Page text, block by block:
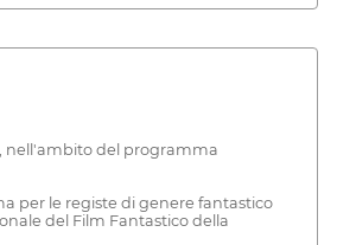
nell'ambito del programma
per le registe di genere fantastico
del Film Fantastico della